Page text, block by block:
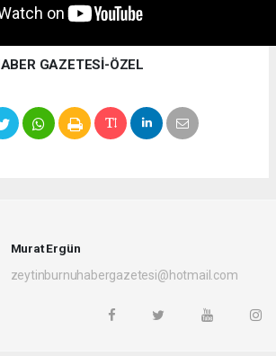
GAZETESİ-ÖZEL
Murat Ergün
zeytinburnuhabergazetesi@hotmail.com